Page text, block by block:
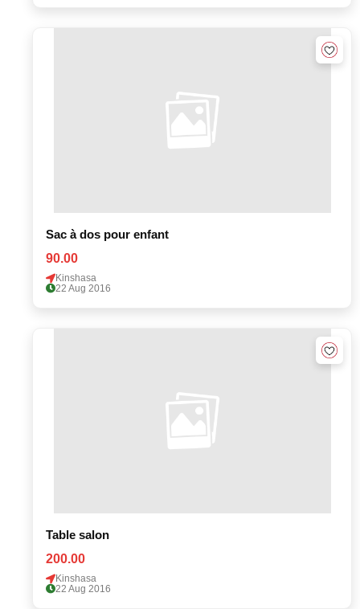
Sac à dos pour enfant
90.00
Kinshasa
22 Aug 2016
Table salon
200.00
Kinshasa
22 Aug 2016